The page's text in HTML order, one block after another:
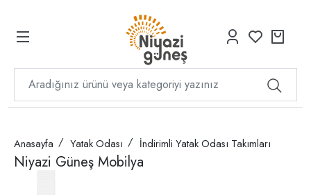
Anasayfa Yatak Odası İndirimli Yatak Odası Takımları
Niyazi Güneş Mobilya